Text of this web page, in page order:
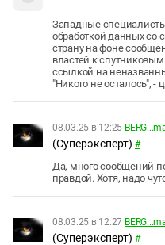
Западные
обработкой данных со
страну на фоне
властей к
ссылкой на
"Никого не осталось", -
08.03.25 в 12:25
(Суперэксперт) #
Да, много сообщений
правдой. Хотя, надо
08.03.25 в 12:27
(Суперэксперт) #